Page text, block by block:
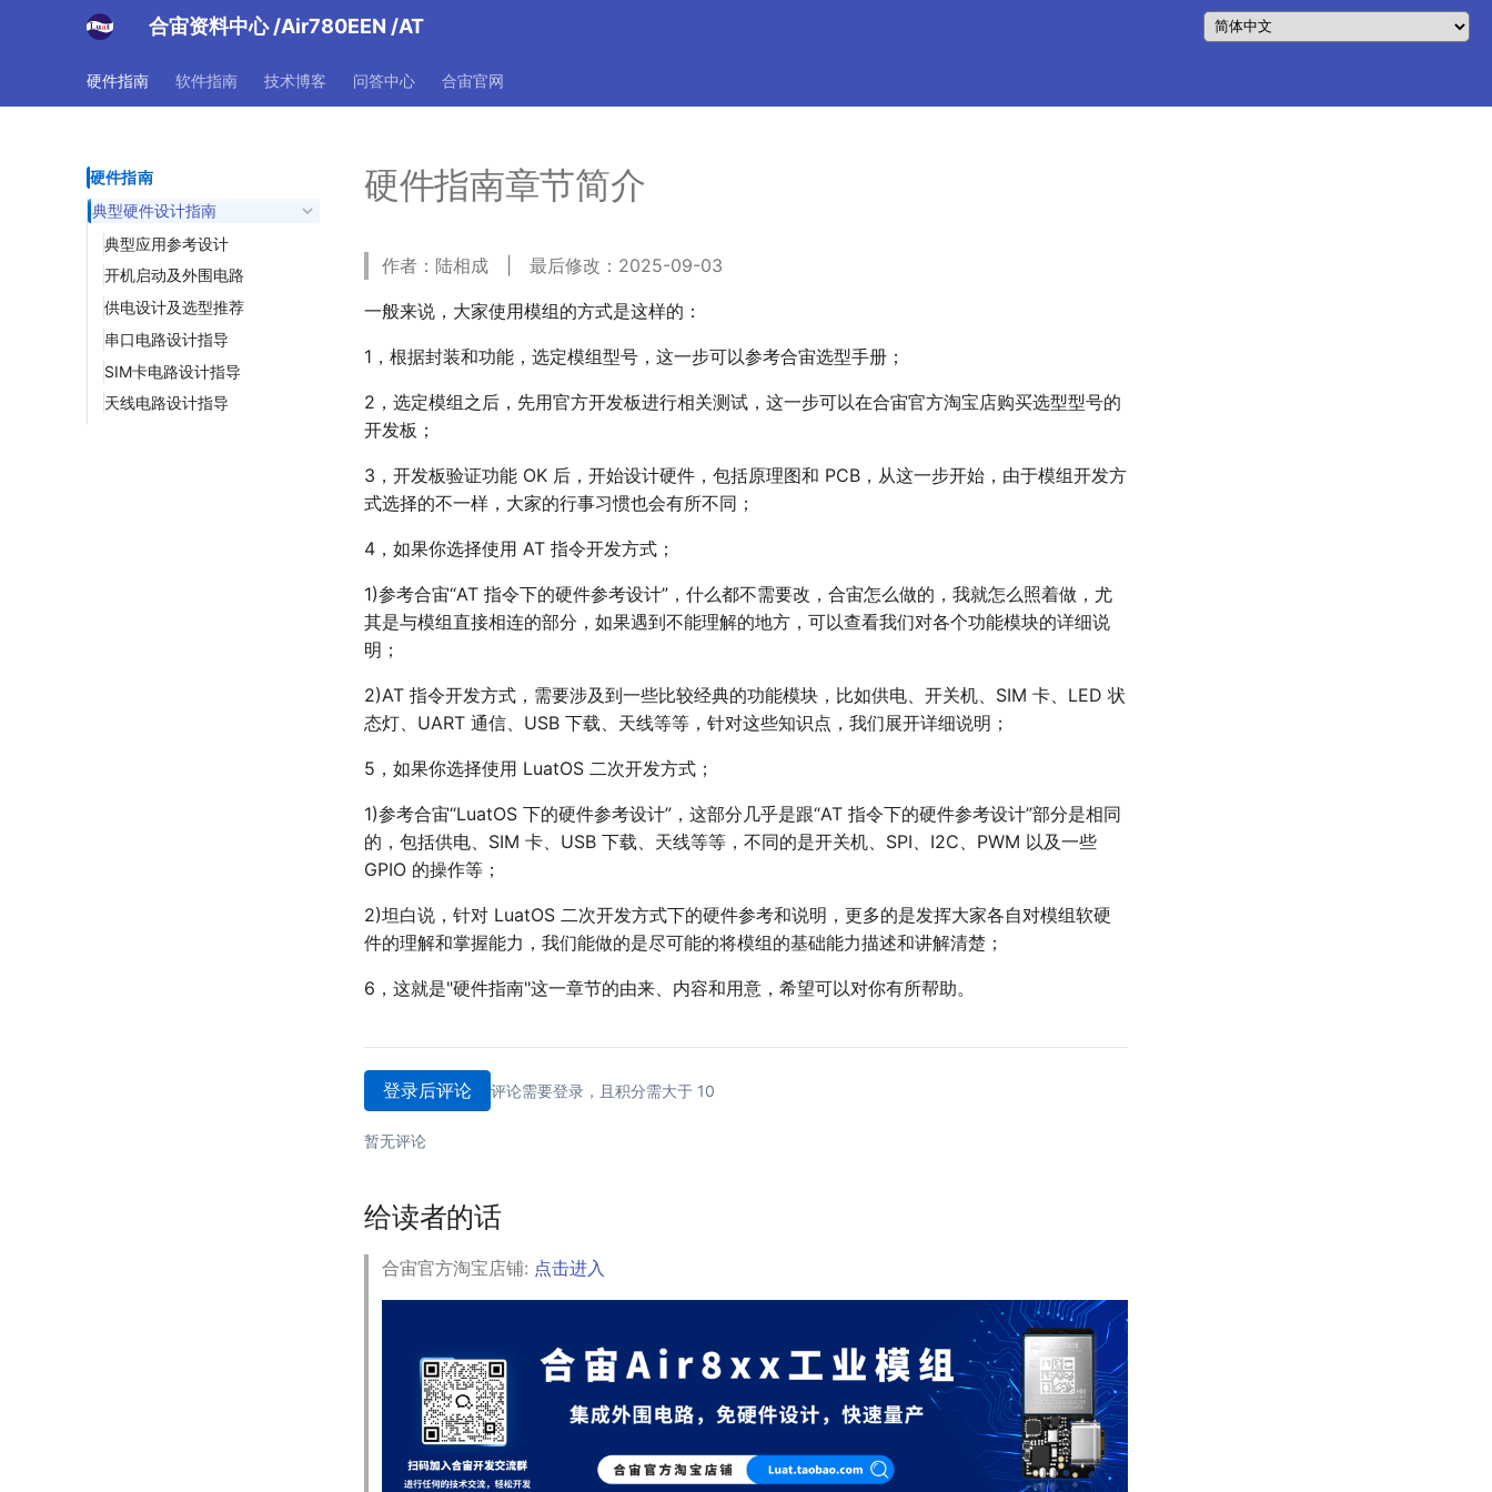
合宙资料中心 /Air780EEN /AT
硬件指南 软件指南 技术博客 问答中心 合宙官网
硬件指南
典型硬件设计指南
典型应用参考设计
开机启动及外围电路
供电设计及选型推荐
串口电路设计指导
SIM卡电路设计指导
天线电路设计指导
硬件指南章节简介
作者：陆相成 | 最后修改：2025-09-03
一般来说，大家使用模组的方式是这样的：
1，根据封装和功能，选定模组型号，这一步可以参考合宙选型手册；
2，选定模组之后，先用官方开发板进行相关测试，这一步可以在合宙官方淘宝店购买选型型号的
开发板；
3，开发板验证功能 OK 后，开始设计硬件，包括原理图和 PCB，从这一步开始，由于模组开发方
式选择的不一样，大家的行事习惯也会有所不同；
4，如果你选择使用 AT 指令开发方式；
1)参考合宙“AT 指令下的硬件参考设计”，什么都不需要改，合宙怎么做的，我就怎么照着做，尤
其是与模组直接相连的部分，如果遇到不能理解的地方，可以查看我们对各个功能模块的详细说
明；
2)AT 指令开发方式，需要涉及到一些比较经典的功能模块，比如供电、开关机、SIM 卡、LED 状
态灯、UART 通信、USB 下载、天线等等，针对这些知识点，我们展开详细说明；
5，如果你选择使用 LuatOS 二次开发方式；
1)参考合宙“LuatOS 下的硬件参考设计”，这部分几乎是跟“AT 指令下的硬件参考设计”部分是相同
的，包括供电、SIM 卡、USB 下载、天线等等，不同的是开关机、SPI、I2C、PWM 以及一些
GPIO 的操作等；
2)坦白说，针对 LuatOS 二次开发方式下的硬件参考和说明，更多的是发挥大家各自对模组软硬
件的理解和掌握能力，我们能做的是尽可能的将模组的基础能力描述和讲解清楚；
6，这就是"硬件指南"这一章节的由来、内容和用意，希望可以对你有所帮助。
登录后评论 评论需要登录，且积分需大于 10
暂无评论
给读者的话
合宙官方淘宝店铺: 点击进入